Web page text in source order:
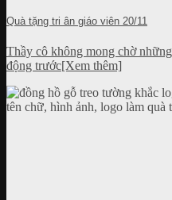
Quà tặng tri ân giáo viên 20/11
Thầy cô không mong chờ
động trước[Xem thêm]